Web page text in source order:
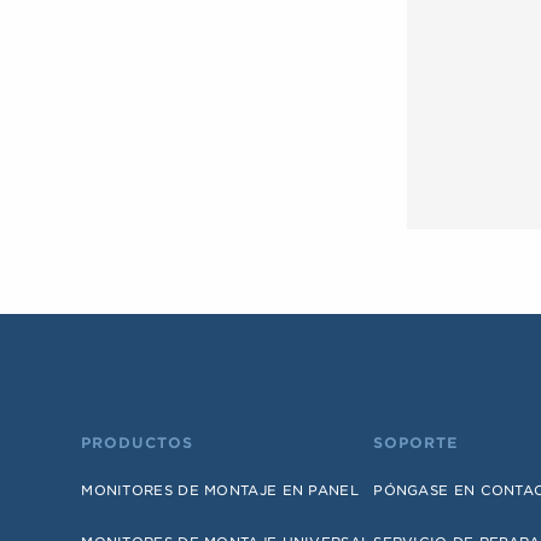
PRODUCTOS
MONITORES DE MONTAJE EN PANEL
SOPORTE
PÓNGASE EN